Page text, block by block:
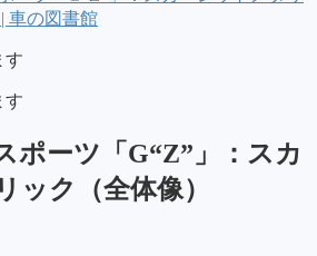
車の図書館
す
す
ポーツ「G“Z”」：スカ
ック（全体像）